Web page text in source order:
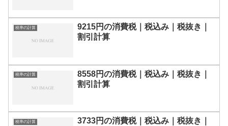
税率の計算
9215円の消費税｜税込み｜税抜き｜
割引計算
税率の計算
8558円の消費税｜税込み｜税抜き｜
割引計算
税率の計算
3733円の消費税｜税込み｜税抜き｜